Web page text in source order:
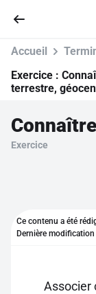
Parcourir
Se
Accueil
Exercice :
terrestre,
Exercice
Ce contenu a été
Dernière modification
Associer